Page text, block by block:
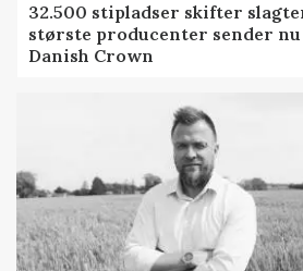
32.500 stipladser skifter
største producenter sender
Danish Crown